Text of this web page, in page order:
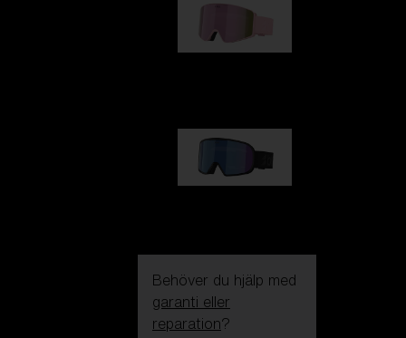
Behöver du hjälp med
garanti eller
reparation?